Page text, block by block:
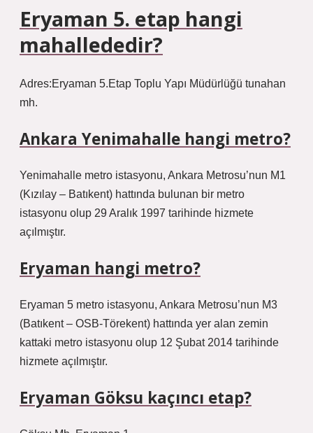
Eryaman 5. etap hangi
mahallededir?
Adres:Eryaman 5.Etap Toplu Yapı Müdürlüğü tunahan
mh.
Ankara Yenimahalle hangi metro?
Yenimahalle metro istasyonu, Ankara Metrosu’nun M1
(Kızılay – Batıkent) hattında bulunan bir metro
istasyonu olup 29 Aralık 1997 tarihinde hizmete
açılmıştır.
Eryaman hangi metro?
Eryaman 5 metro istasyonu, Ankara Metrosu’nun M3
(Batıkent – ​​​​​​​​OSB-Törekent) hattında yer alan zemin
kattaki metro istasyonu olup 12 Şubat 2014 tarihinde
hizmete açılmıştır.
Eryaman Göksu kaçıncı etap?